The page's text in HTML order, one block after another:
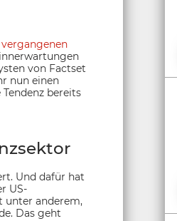
von Factset
nun einen
bereits
Und dafür hat
US-
unter anderem,
Das geht